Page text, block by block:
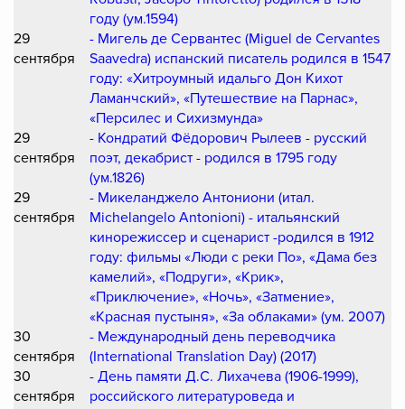
году (ум.1594)
29
сентября
- Мигель де Сервантес (Miguel de Cervantes
Saavedra) испанский писатель родился в 1547
году: «Хитроумный идальго Дон Кихот
Ламанчский», «Путешествие на Парнас»,
«Персилес и Сихизмунда»
29
сентября
- Кондратий Фёдорович Рылеев - русский
поэт, декабрист - родился в 1795 году
(ум.1826)
29
сентября
- Микеланджело Антониони (итал.
Michelangelo Antonioni) - итальянский
кинорежиссер и сценарист -родился в 1912
году: фильмы «Люди с реки По», «Дама без
камелий», «Подруги», «Крик»,
«Приключение», «Ночь», «Затмение»,
«Красная пустыня», «За облаками» (ум. 2007)
30
сентября
- Международный день переводчика
(International Translation Day) (2017)
30
сентября
- День памяти Д.С. Лихачева (1906-1999),
российского литературоведа и